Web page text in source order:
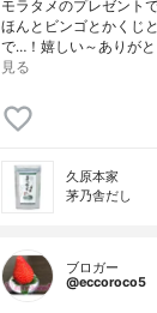
モラタメのプレゼント
ほんとビンゴとかくじ
で…！嬉しい～ありが
見る
久原本家
茅乃舎だし
ブロガー
@eccoroco5